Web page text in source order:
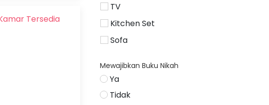
Tersedia
TV
Kitchen Set
Sofa
Mewajibkan Buku Nikah
Ya
Tidak